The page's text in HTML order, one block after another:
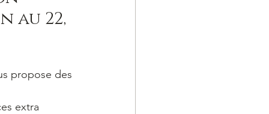
au 22,
propose des
extra